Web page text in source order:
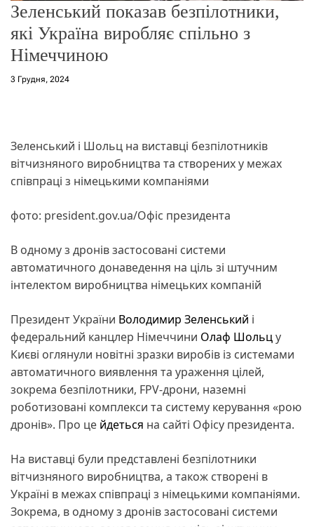
Зеленський показав безпілотники,
які Україна виробляє спільно з
Німеччиною
3 Грудня, 2024
Зеленський і Шольц на виставці безпілотників
вітчизняного виробництва та створених у межах
співпраці з німецькими компаніями
фото: president.gov.ua/Офіс президента
В одному з дронів застосовані системи
автоматичного донаведення на ціль зі штучним
інтелектом виробництва німецьких компаній
Президент України Володимир Зеленський і
федеральний канцлер Німеччини Олаф Шольцу
Києві оглянули новітні зразки виробів із системами
автоматичного виявлення та ураження цілей,
зокрема безпілотники, FPV-дрони, наземні
роботизовані комплекси та систему керування «рою
дронів». Про це йдеться на сайті Офісу президента.
На виставці були представлені безпілотники
вітчизняного виробництва, а також створені в
Україні в межах співпраці з німецькими компаніями.
Зокрема, в одному з дронів застосовані системи